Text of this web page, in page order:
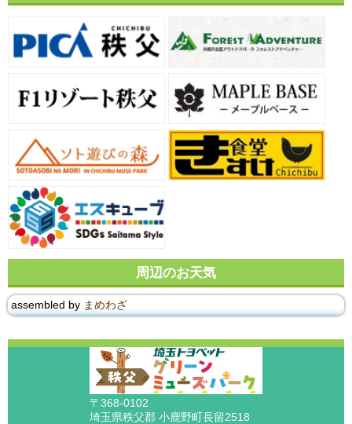
周辺のお天気
assembled by まめわざ
〒368-0102
埼玉県秩父郡 小鹿野町長留2518